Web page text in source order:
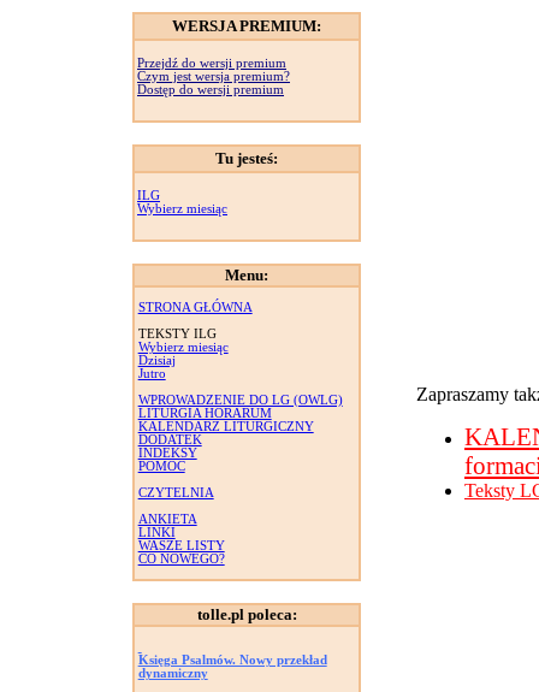
WERSJA PREMIUM:
Przejdź do wersji premium
Czym jest wersja premium?
Dostęp do wersji premium
Tu jesteś:
ILG
Wybierz miesiąc
Menu:
STRONA GŁÓWNA
TEKSTY ILG
Wybierz miesiąc
Dzisiaj
Jutro
WPROWADZENIE DO LG (OWLG)
LITURGIA HORARUM
KALENDARZ LITURGICZNY
DODATEK
INDEKSY
POMOC
CZYTELNIA
ANKIETA
LINKI
WASZE LISTY
CO NOWEGO?
tolle.pl poleca:
Księga Psalmów. Nowy przekład
dynamiczny
Zapraszamy
Teksty